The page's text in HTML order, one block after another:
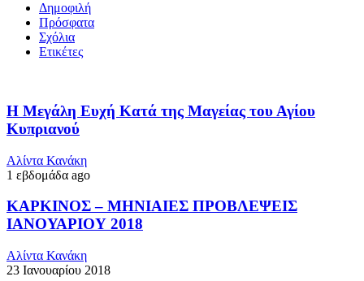
Δημοφιλή
Πρόσφατα
Σχόλια
Ετικέτες
Η Μεγάλη Ευχή Κατά της Μαγείας του Αγίου
Κυπριανού
Αλίντα Κανάκη
1 εβδομάδα ago
ΚΑΡΚΙΝΟΣ – ΜΗΝΙΑΙΕΣ ΠΡΟΒΛΕΨΕΙΣ
ΙΑΝΟΥΑΡΙΟΥ 2018
Αλίντα Κανάκη
23 Ιανουαρίου 2018